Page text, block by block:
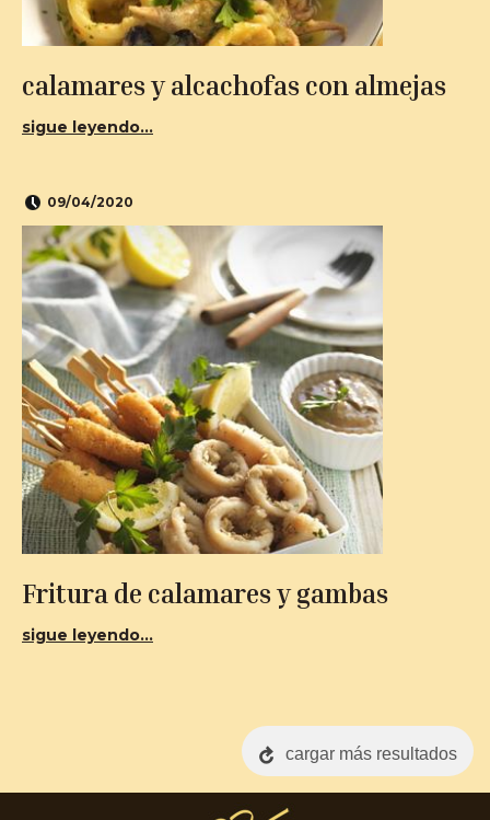
calamares y alcachofas con almejas
sigue leyendo...
09/04/2020
Fritura de calamares y gambas
sigue leyendo...
cargar más resultados